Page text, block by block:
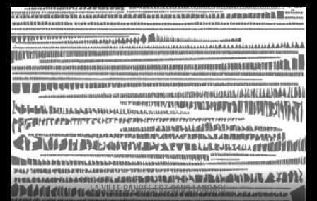
LA VILLE RANGÉE EST SANS LANGAGE